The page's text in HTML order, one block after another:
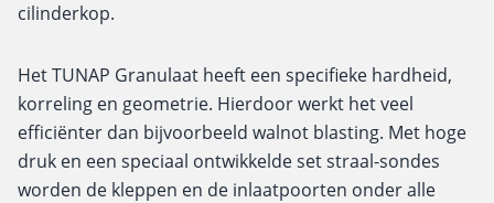
cilinderkop.
Het TUNAP Granulaat heeft een specifieke hardheid,
korreling en geometrie. Hierdoor werkt het veel
efficiënter dan bijvoorbeeld walnot blasting. Met hoge
druk en een speciaal ontwikkelde set straal-sondes
worden de kleppen en de inlaatpoorten onder alle